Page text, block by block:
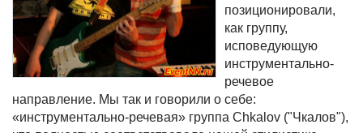
позиционировали,
как группу,
исповедующую
инструментально-
речевое
направление. Мы так и говорили о себе:
«инструментально-речевая» группа Chkalov ("Чкалов"),